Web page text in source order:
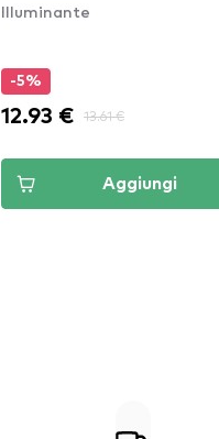
Illuminante
-5%
12.93 € 13.61 €
Aggiungi